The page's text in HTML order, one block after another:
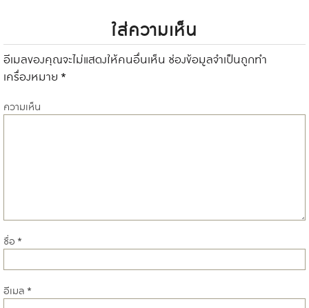
ใส่ความเห็น
อีเมลของคุณจะไม่แสดงให้คนอื่นเห็น ช่องข้อมูลจำเป็นถูกทำ
เครื่องหมาย *
ความเห็น
ชื่อ *
อีเมล *